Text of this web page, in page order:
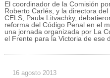
El coordinador de la Comisión
Roberto Carlés, y la directora
CELS, Paula Litvachky,
reforma del Código Penal en el
una jornada organizada por La
el Frente para la Victoria de ese
16 agosto 2013